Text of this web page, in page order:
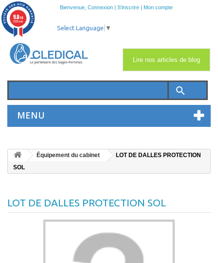
Bienvenue, Connexion | S'inscrire | Mon compte
search
MENU
Lire nos articles de blog
Select Language ▼
Équipement du cabinet
LOT DE DALLES PROTECTION
SOL
LOT DE DALLES PROTECTION SOL
9.8/10
2033 avis